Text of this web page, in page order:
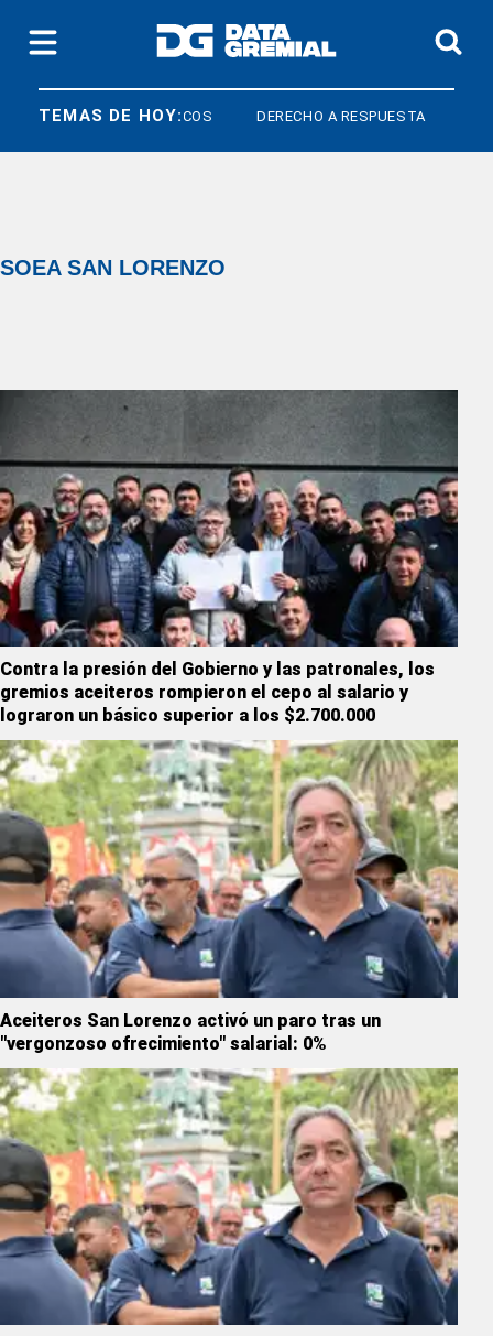
TEMAS DE HOY:
QUÍMICOS DERECHO A RESPUESTA OBRAS
SOEA SAN LORENZO
Contra la presión del Gobierno y las patronales, los
gremios aceiteros rompieron el cepo al salario y
lograron un básico superior a los $2.700.000
Aceiteros San Lorenzo activó un paro tras un
"vergonzoso ofrecimiento" salarial: 0%